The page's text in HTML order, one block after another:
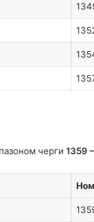
черги 1359